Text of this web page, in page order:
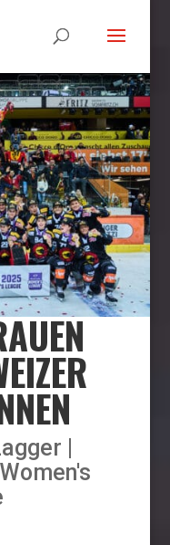
Women's